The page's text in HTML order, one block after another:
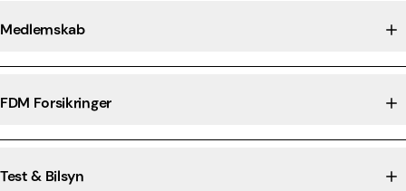
Medlemskab
FDM Forsikringer
Test & Bilsyn